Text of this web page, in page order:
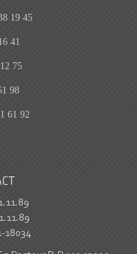
19 45
41
75
98
61 92
18034